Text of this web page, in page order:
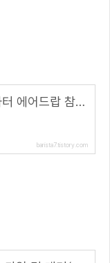
앱테크, MEXC 킥스타터 에어드랍 참여방법( 추천 코드 : 1LCc2 )
barista7.tistory.com